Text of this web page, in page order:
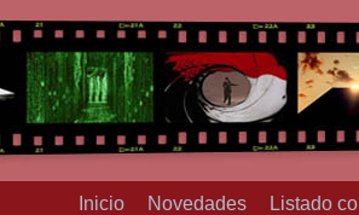
Inicio Novedades Listado